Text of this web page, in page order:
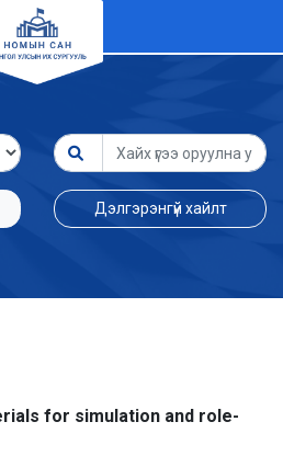
Дэлгэрэнгүй хайлт
for simulation and role-